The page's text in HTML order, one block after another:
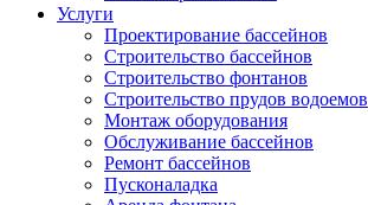
Услуги
Проектирование бассейнов
Строительство бассейнов
Строительство фонтанов
Строительство прудов водоемов
Монтаж оборудования
Обслуживание бассейнов
Ремонт бассейнов
Пусконаладка